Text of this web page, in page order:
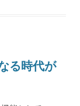
る時代が